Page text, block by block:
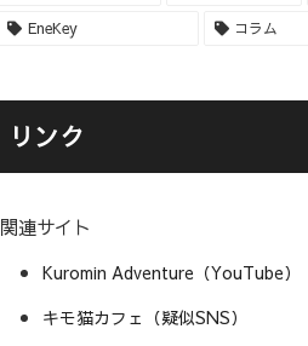
EneKey コラム
リンク
関連サイト
Kuromin Adventure（YouTube）
キモ猫カフェ（疑似SNS）